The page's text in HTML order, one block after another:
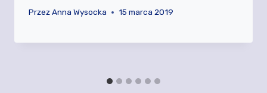
PrzezAnna Wysocka 15 marca 2019